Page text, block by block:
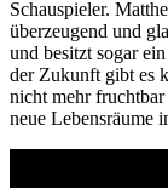
Schauspieler.
überzeugend und
und besitzt sogar
der Zukunft gibt es
nicht mehr
neue Lebensräume